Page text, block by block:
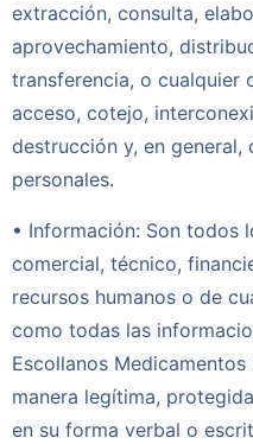
extracción, consulta,
aprovechamiento,
transferencia, o cualquier
acceso, cotejo,
destrucción y, en general,
personales.
• Información: Son todos
comercial, técnico,
recursos humanos o de
como todas las
Escollanos
manera legítima,
en su forma verbal o